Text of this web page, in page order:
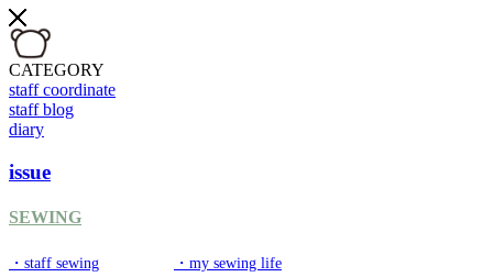
CATEGORY
staff coordinate
staff blog
diary
issue
SEWING
・staff sewing
・my sewing life